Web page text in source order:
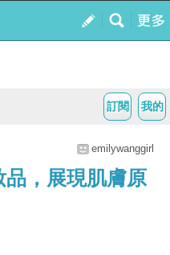
我的
訂閱
emilywanggirl
，展現肌膚原